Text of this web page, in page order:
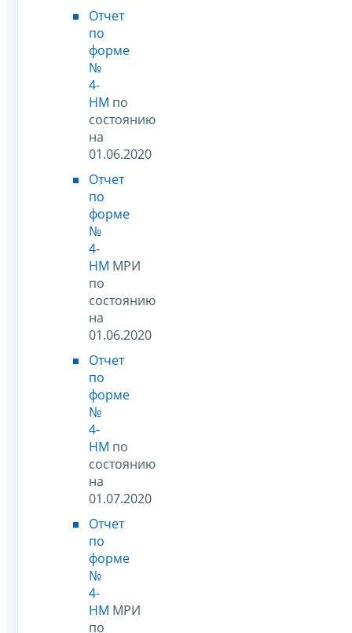
Отчет
по
форме
№
4-
НМ по
состоянию
на
01.06.2020
Отчет
по
форме
№
4-
НМ МРИ
по
состоянию
на
01.06.2020
Отчет
по
форме
№
4-
НМ по
состоянию
на
01.07.2020
Отчет
по
форме
№
4-
НМ МРИ
по